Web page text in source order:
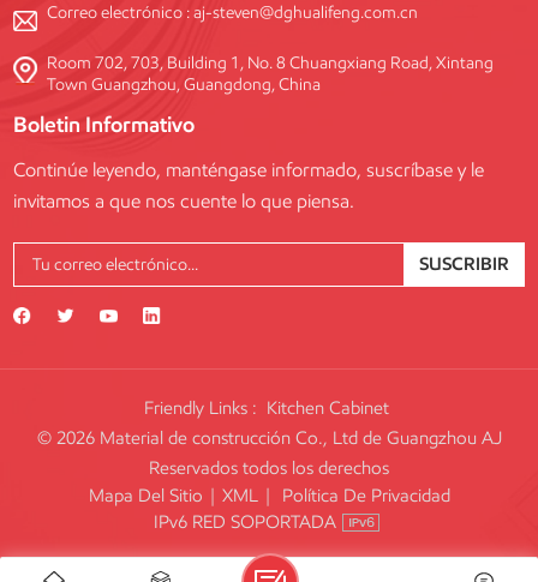
Correo electrónico :aj-steven@dghualifeng.com.cn
Room 702, 703, Building 1, No. 8 Chuangxiang Road, Xintang
Town Guangzhou, Guangdong, China
Boletin Informativo
Continúe leyendo, manténgase informado, suscríbase y le
invitamos a que nos cuente lo que piensa.
SUSCRIBIR
Friendly Links : Kitchen Cabinet
© 2026 Material de construcción Co., Ltd de Guangzhou AJ
Reservados todos los derechos
Mapa Del Sitio | XML |
Política De Privacidad
IPv6 RED SOPORTADA